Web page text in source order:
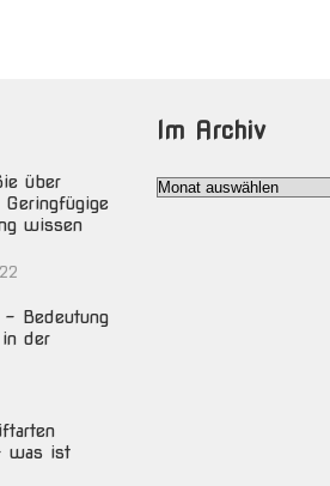
über
wissen
Bedeutung
der
was ist
Im Archiv
Im